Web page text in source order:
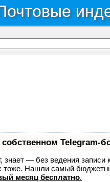
Telegram-
знает — без ведения
тоже. Нашли самый
месяц бесплатно.